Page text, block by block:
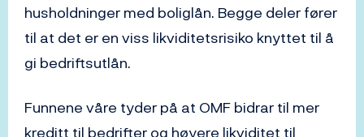
husholdninger med boliglån. Begge deler fører
til at det er en viss likviditetsrisiko knyttet til å
gi bedriftsutlån.
Funnene våre tyder på at OMF bidrar til mer